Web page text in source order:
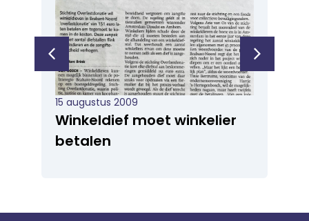
15 augustus 2009
Winkeldief moet winkelier
betalen